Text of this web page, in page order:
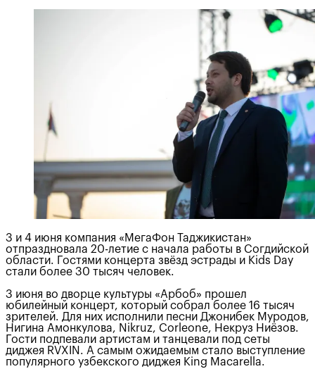
3 и 4 июня компания «МегаФон Таджикистан»
отпраздновала 20-летие с начала работы в Согдийской
области. Гостями концерта звёзд эстрады и Kids Day
стали более 30 тысяч человек.
3 июня во дворце культуры «Арбоб» прошел
юбилейный концерт, который собрал более 16 тысяч
зрителей. Для них исполнили песни Джонибек Муродов,
Нигина Амонкулова, Nikruz, Corleone, Некруз Ниёзов.
Гости подпевали артистам и танцевали под сеты
диджея RVXIN. А самым ожидаемым стало выступление
популярного узбекского диджея King Macarella.